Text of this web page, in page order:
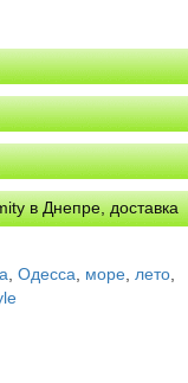
в Днепре, доставка
Одесса море лето